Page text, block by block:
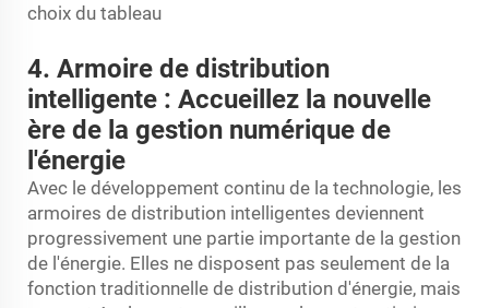
choix du tableau
4. Armoire de distribution
intelligente : Accueillez la nouvelle
ère de la gestion numérique de
l'énergie
Avec le développement continu de la technologie, les
armoires de distribution intelligentes deviennent
progressivement une partie importante de la gestion
de l'énergie. Elles ne disposent pas seulement de la
fonction traditionnelle de distribution d'énergie, mais